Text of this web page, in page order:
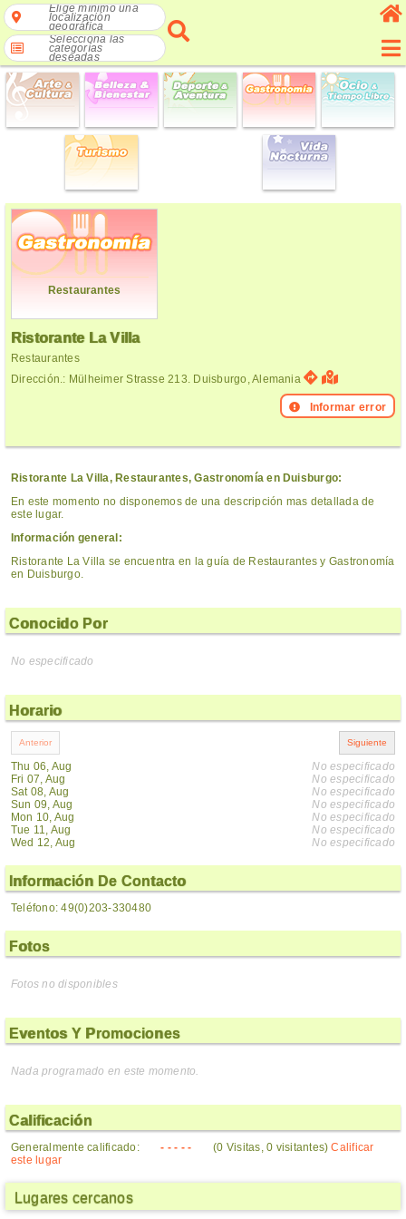
Elige mínimo una
localización
geográfica
Selecciona las
categorías
deseadas
Restaurantes
Ristorante La Villa
Restaurantes
Dirección.: Mülheimer Strasse 213. Duisburgo, Alemania
Informar error
Ristorante La Villa, Restaurantes, Gastronomía en Duisburgo:
En este momento no disponemos de una descripción mas detallada de
este lugar.
Información general:
Ristorante La Villa se encuentra en la guía de Restaurantes y Gastronomía
en Duisburgo.
Conocido Por
No especificado
Horario
Thu 06, Aug
Fri 07, Aug
Sat 08, Aug
Sun 09, Aug
Mon 10, Aug
Tue 11, Aug
Wed 12, Aug
No especificado
No especificado
No especificado
No especificado
No especificado
No especificado
No especificado
Información De Contacto
Teléfono: 49(0)203-330480
Fotos
Fotos no disponibles
Eventos Y Promociones
Nada programado en este momento.
Calificación
Generalmente calificado: - - - - - (0 Visitas, 0 visitantes)Calificar
este lugar
Lugares cercanos